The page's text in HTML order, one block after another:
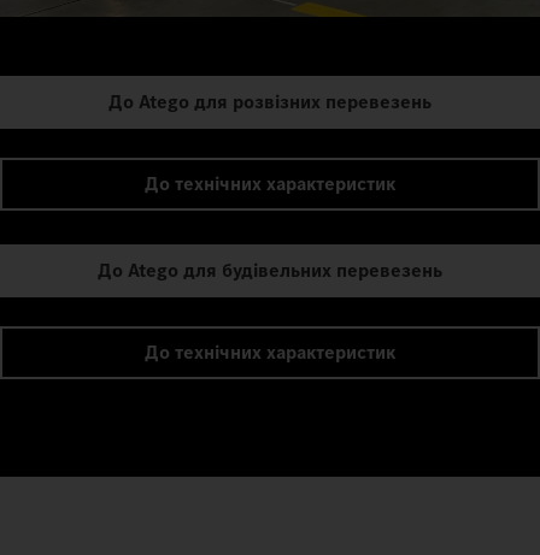
До Atego для розвізних перевезень
До технічних характеристик
До Atego для будівельних перевезень
До технічних характеристик